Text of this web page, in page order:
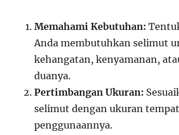
Memahami Kebutuhan:
Anda membutuhkan selimut
kehangatan, kenyamanan,
duanya.
Pertimbangan Ukuran:
selimut dengan ukuran
penggunaannya.